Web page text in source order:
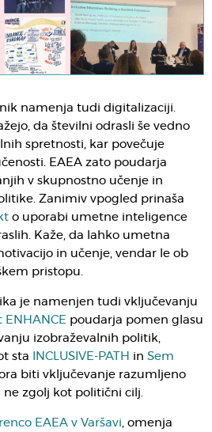
namenja tudi digitalizaciji.
da številni odrasli še vedno
spretnosti, kar povečuje
EAEA zato poudarja
v skupnostno učenje in
Zanimiv vpogled prinaša
o uporabi umetne inteligence
Kaže, da lahko umetna
in učenje, vendar le ob
pristopu.
je namenjen tudi vključevanju
ENHANCE poudarja pomen glasu
izobraževalnih politik,
sta
INCLUSIVE-PATH in Sem
biti vključevanje razumljeno
zgolj kot politični cilj.
EAEA v Varšavi, omenja